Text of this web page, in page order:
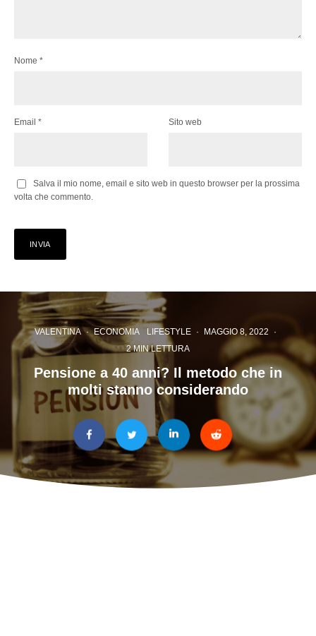
Nome *
Email * Sito web
Salva il mio nome, email e sito web in questo browser per la prossima
volta che commento.
VALENTINA · ECONOMIA LIFESTYLE · MAGGIO 8, 2022
·
2 MIN LETTURA
Pensione a 40 anni? Il metodo che in
molti stanno considerando